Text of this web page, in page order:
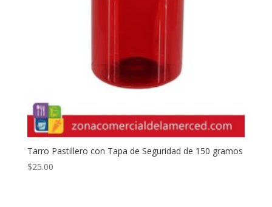
Tarro Pastillero con Tapa de Seguridad de 150 gramos
$25.00